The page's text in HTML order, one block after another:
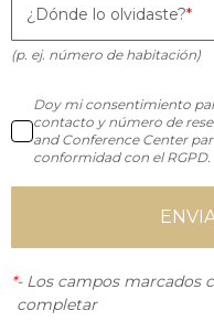
¿Dónde lo olvidaste?
(p. ej. número de habitación)
Doy mi consentimiento
contacto y número de
and Conference Center
conformidad con el RGPD.
*- Los campos marcados
completar